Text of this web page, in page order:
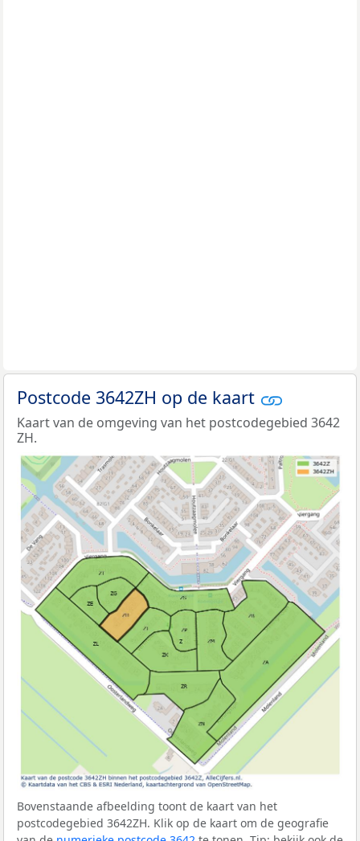
Postcode 3642ZH op de kaart
Kaart van de omgeving van het postcodegebied 3642
ZH.
Bovenstaande afbeelding toont de kaart van het
postcodegebied 3642ZH. Klik op de kaart om de geografie